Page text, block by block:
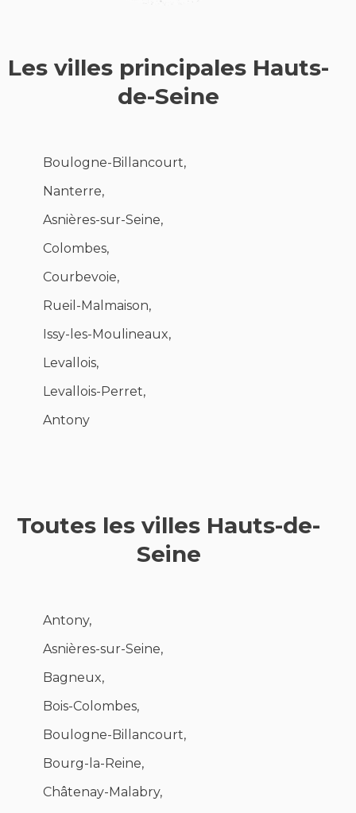
Les villes principales Hauts-
de-Seine
Boulogne-Billancourt,
Nanterre,
Asnières-sur-Seine,
Colombes,
Courbevoie,
Rueil-Malmaison,
Issy-les-Moulineaux,
Levallois,
Levallois-Perret,
Antony
Toutes les villes Hauts-de-
Seine
Antony,
Asnières-sur-Seine,
Bagneux,
Bois-Colombes,
Boulogne-Billancourt,
Bourg-la-Reine,
Châtenay-Malabry,